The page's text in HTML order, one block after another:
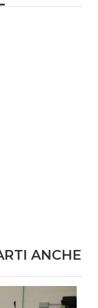
ANCHE